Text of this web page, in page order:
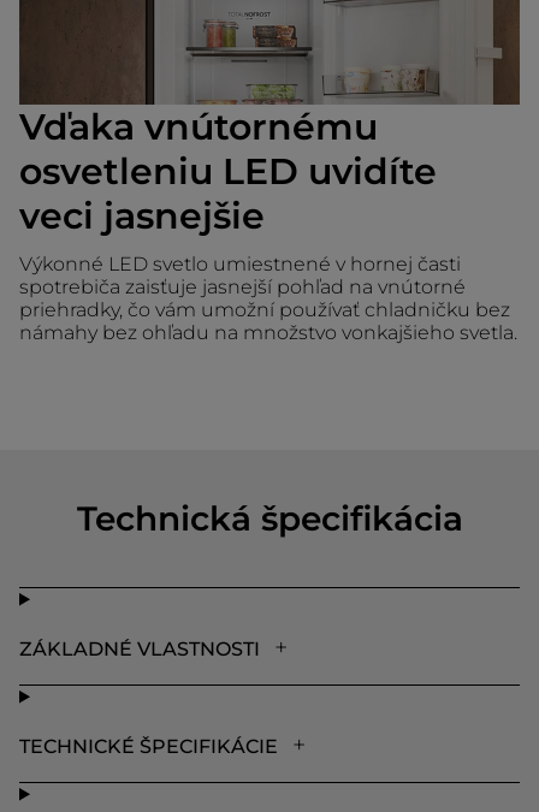
Vďaka vnútornému
osvetleniu LED uvidíte
veci jasnejšie
Výkonné LED svetlo umiestnené v hornej časti
spotrebiča zaisťuje jasnejší pohľad na vnútorné
priehradky, čo vám umožní používať chladničku bez
námahy bez ohľadu na množstvo vonkajšieho svetla.
Technická špecifikácia
ZÁKLADNÉ VLASTNOSTI
TECHNICKÉ ŠPECIFIKÁCIE